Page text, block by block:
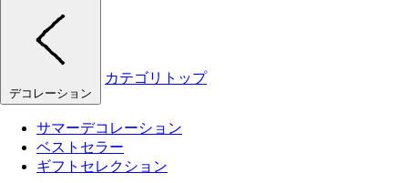
デコレーション
カテゴリトップ
サマーデコレーション
ベストセラー
ギフトセレクション